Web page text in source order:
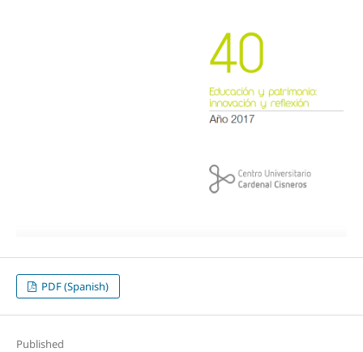
PDF (Spanish)
Published